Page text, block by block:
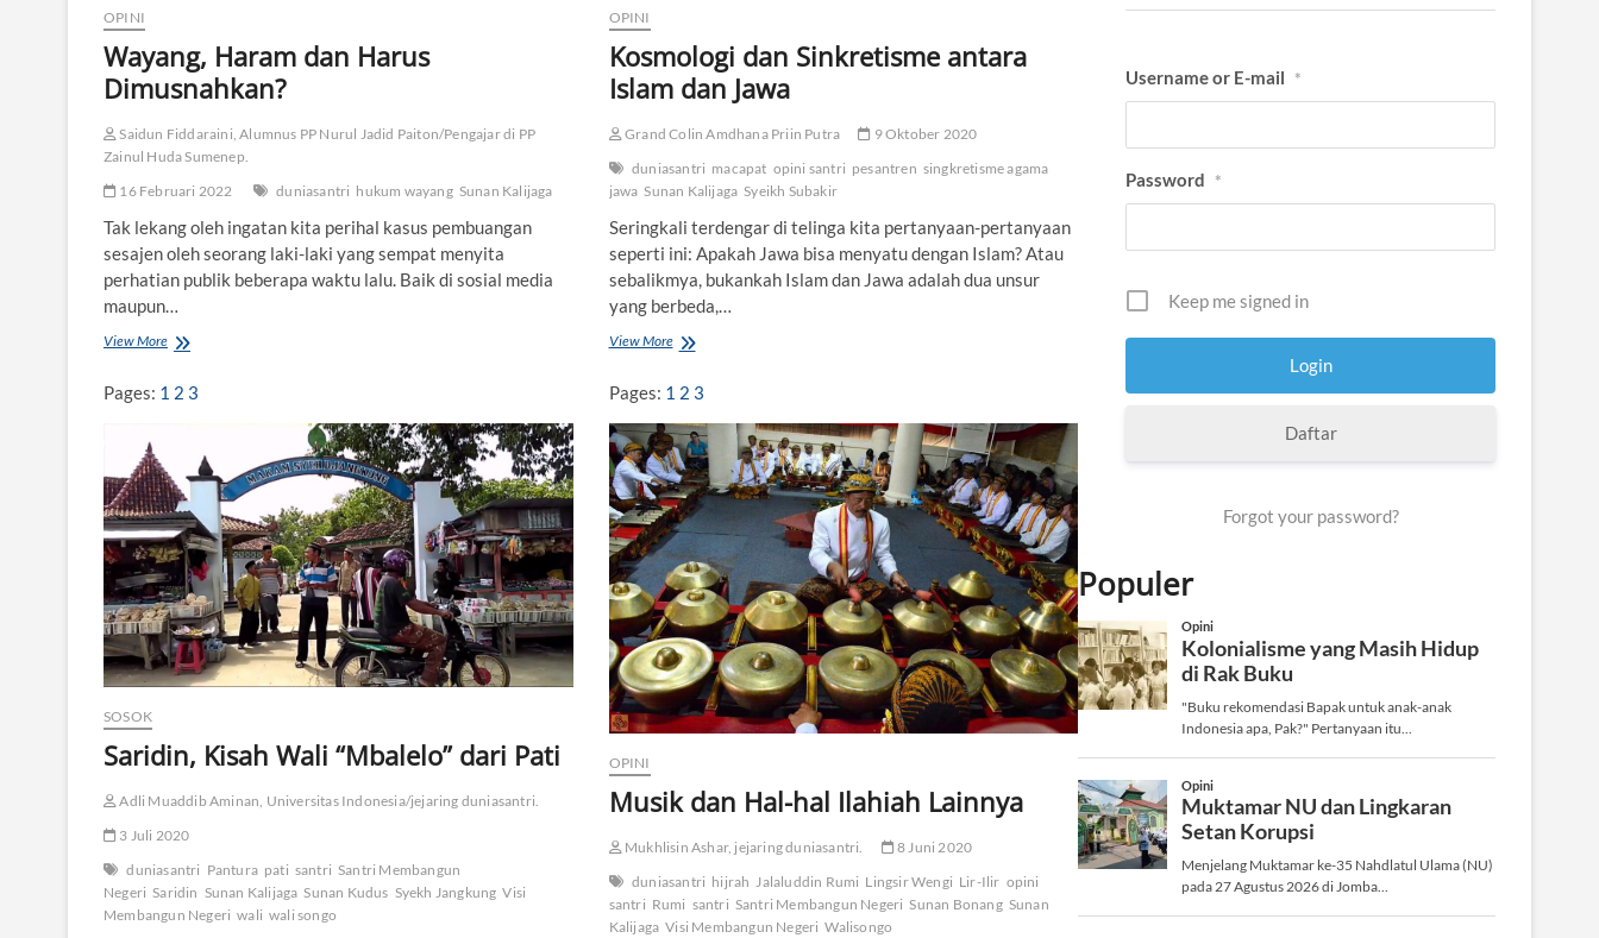
OPINI
Wayang, Haram dan Harus
Dimusnahkan?
Saidun Fiddaraini, Alumnus PP Nurul Jadid Paiton/Pengajar di PP
Zainul Huda Sumenep.
16 Februari 2022
duniasantri hukum wayang Sunan Kalijaga
Tak lekang oleh ingatan kita perihal kasus pembuangan
sesajen oleh seorang laki-laki yang sempat menyita
perhatian publik beberapa waktu lalu. Baik di sosial media
maupun…
View More W
a
H
a
r
a
m
d
a
n
H
a
s
D
m
u
n
a
h
Pages: 1 2 3
OPINI
Kosmologi dan Sinkretisme antara
Islam dan Jawa
Grand Colin Amdhana Priin Putra
9 Oktober 2020
duniasantri macapat opini santri pesantren singkretisme agama
jawa Sunan Kalijaga Syeikh Subakir
Seringkali terdengar di telinga kita pertanyaan-pertanyaan
seperti ini: Apakah Jawa bisa menyatu dengan Islam? Atau
sebalikmya, bukankah Islam dan Jawa adalah dua unsur
yang berbeda,…
View MoreK
m
o
l
o
g
i
d
a
n
S
i
n
k
r
t
m
e
n
r
Pages: 1 2 3
SOSOK
Saridin, Kisah Wali “Mbalelo” dari Pati
Adli Muaddib Aminan, Universitas Indonesia/jejaring duniasantri.
3 Juli 2020
duniasantri Pantura pati santri Santri Membangun
Negeri Saridin Sunan Kalijaga Sunan Kudus Syekh Jangkung Visi
Membangun Negeri wali wali songo
OPINI
Musik dan Hal-hal Ilahiah Lainnya
Mukhlisin Ashar, jejaring duniasantri.
8 Juni 2020
duniasantri hijrah Jalaluddin Rumi Lingsir Wengi Lir-Ilir opini
santri Rumi santri Santri Membangun Negeri Sunan Bonang Sunan
Kalijaga Visi Membangun Negeri Walisongo
Username or E-mail *
Password *
Keep me signed in
Daftar
Forgot your password?
Populer